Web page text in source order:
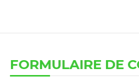
FORMULAIRE DE